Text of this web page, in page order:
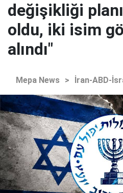
değişikliği
oldu, iki isim
alındı"
Mepa News > İran-ABD-